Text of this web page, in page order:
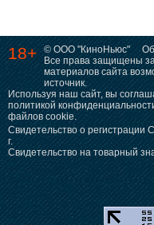
18+ © ООО "КиноНьюс"
Все права защищены
материалов сайта
источник.
Используя наш сайт, вы
политикой
файлов cookie.
Свидетельство о
г.
Свидетельство на товарный